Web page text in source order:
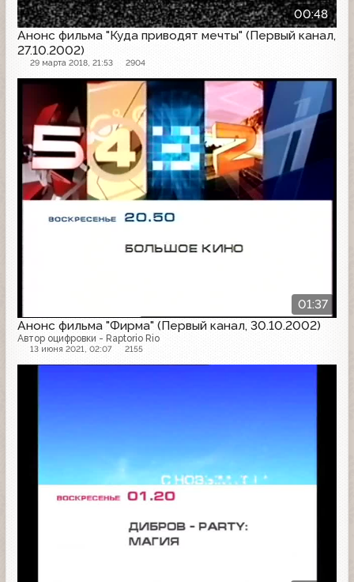
00:48
Анонс фильма "Куда приводят мечты" (Первый канал,
27.10.2002)
29 марта 2018, 21:53 2904
01:37
Анонс фильма "Фирма" (Первый канал, 30.10.2002)
Автор оцифровки - Raptorio Rio
13 июня 2021, 02:07 2155
Анонс